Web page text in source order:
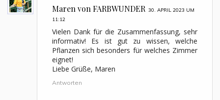
Maren von FARBWUNDER 30. APRIL 2023 UM
11:12
Vielen Dank für die Zusammenfassung, sehr
informativ! Es ist gut zu wissen, welche
Pflanzen sich besonders für welches Zimmer
eignet!
Liebe Grüße, Maren
Antworten